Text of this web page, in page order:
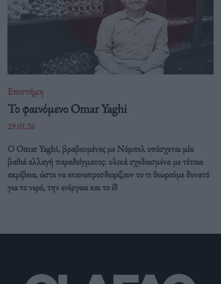
Επιστήμη
Το φαινόμενο Omar Yaghi
29.01.26
Ο Omar Yaghi, βραβευμένος με Νόμπελ υπόσχεται μία
βαθιά αλλαγή παραδείγματος: υλικά σχεδιασμένα με τέτοια
ακρίβεια, ώστε να επαναπροσδιορίζουν το τι θεωρούμε δυνατό
για το νερό, την ενέργεια και το ίδ